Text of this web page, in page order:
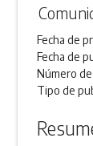
Fecha de
Fecha de
Número
Tipo de